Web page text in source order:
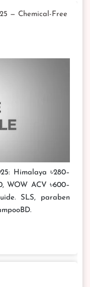
— Chemical-Free
Himalaya ৳280–
WOW ACV ৳600–
SLS, paraben